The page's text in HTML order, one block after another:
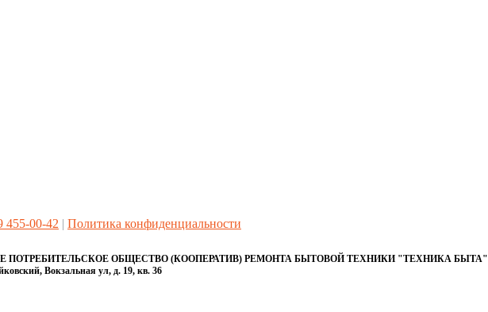
455-00-42 | Политика конфиденциальности
ПОТРЕБИТЕЛЬСКОЕ ОБЩЕСТВО (КООПЕРАТИВ) РЕМОНТА БЫТОВОЙ ТЕХНИКИ "ТЕХНИКА БЫТА"
Вокзальная ул, д. 19, кв. 36